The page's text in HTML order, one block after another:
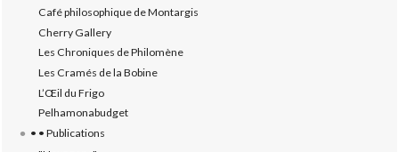
Café philosophique de Montargis
Cherry Gallery
Les Chroniques de Philomène
Les Cramés de la Bobine
L’‎Œil du Frigo
Pelhamonabudget
• • Publications